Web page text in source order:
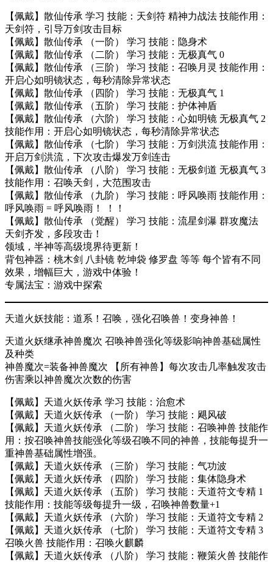
【佩戴】散仙传承 学习 技能：天剑符 精神力战法 技能作用：
天剑符，引导万剑攻击目标
【佩戴】散仙传承 （一阶） 学习 技能：隐身术
【佩戴】散仙传承 （二阶） 学习 技能：无极真气 0
【佩戴】散仙传承 （三阶） 学习 技能：召唤月灵 技能作用：
开启心如明镜状态，每秒清除异常状态
【佩戴】散仙传承 （四阶） 学习 技能：无极真气 1
【佩戴】散仙传承 （五阶） 学习 技能：护体神盾
【佩戴】散仙传承 （六阶） 学习 技能：心如明镜 无极真气 2
技能作用：开启心如明镜状态，每秒清除异常状态
【佩戴】散仙传承 （七阶） 学习 技能：万剑洪流 技能作用：
开启万剑洪流，下次攻击爆发万剑连击
【佩戴】散仙传承 （八阶） 学习 技能：无极剑道 无极真气 3
技能作用：召唤天剑，大范围攻击
【佩戴】散仙传承 （九阶） 学习 技能：呼风唤雨 技能作用：
呼风唤雨 = 呼风唤雨！ ！！
【佩戴】散仙传承 （觉醒） 学习 技能：流星剑瀑 群攻魔法
天剑齐发，多段攻击！
领域，半神等高级境界待更新！
背包神器：桃木剑 八卦镜 乾坤袋 修罗盘 等等 每个皆有不同
效果，增幅巨大，游戏中体验！
专属法宝：游戏中探索
天道火妖技能：道系！召唤，强化召唤兽！变身神兽！
天道火妖继承神兽魔次 召唤神兽强化等级影响神兽基础属性
及种类
神兽魔次=装备神兽魔次 【所有神兽】每次攻击几率触发攻击
伤害乘以神兽魔次次数的伤害
【佩戴】天道火妖传承 学习 技能：治愈术
【佩戴】天道火妖传承 （一阶） 学习 技能：飓风破
【佩戴】天道火妖传承 （二阶） 学习 技能：召唤神兽 技能作
用：按召唤神兽技能强化等级召唤不同的神兽，技能每提升一
重神兽基础属性增强。
【佩戴】天道火妖传承 （三阶） 学习 技能：气功波
【佩戴】天道火妖传承 （四阶） 学习 技能：集体隐身术
【佩戴】天道火妖传承 （五阶） 学习 技能：天道符文专精 1
技能作用：技能等级每提升一级，召唤神兽数量+1
【佩戴】天道火妖传承 （六阶） 学习 技能：天道符文专精 2
【佩戴】天道火妖传承 （七阶） 学习 技能：天道符文专精 3
召唤火兽 技能作用：召唤火麒麟
【佩戴】天道火妖传承 （八阶） 学习 技能：鞭策火兽 技能作